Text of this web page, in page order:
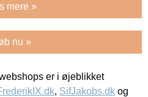
mere »
nu »
er i øjeblikket
, SifJakobs.dk og